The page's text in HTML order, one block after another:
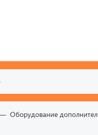
Оборудование